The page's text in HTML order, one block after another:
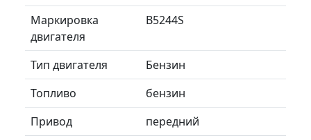
Маркировка
двигателя
B5244S
Тип двигателя
Бензин
Топливо
бензин
Привод
передний